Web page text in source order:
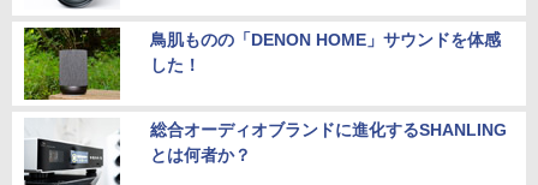
鳥肌ものの「DENON HOME」サウンドを体感
した！
総合オーディオブランドに進化するSHANLING
とは何者か？